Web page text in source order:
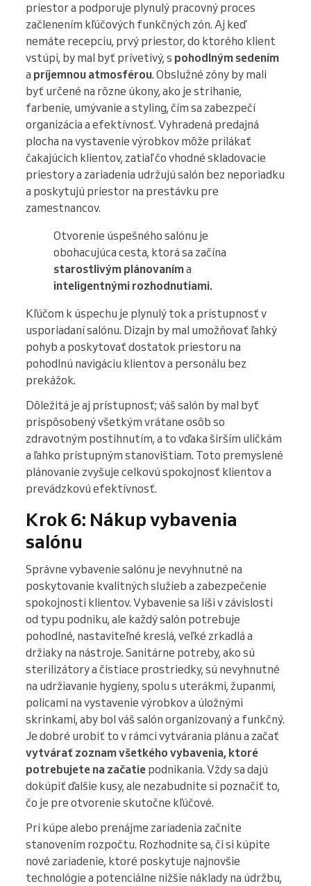
priestor a podporuje plynulý pracovný proces
začlenením kľúčových funkčných zón. Aj keď
nemáte recepciu, prvý priestor, do ktorého klient
vstúpi, by mal byť prívetivý, s pohodlným sedením
a príjemnou atmosférou. Obslužné zóny by mali
byť určené na rôzne úkony, ako je strihanie,
farbenie, umývanie a styling, čím sa zabezpečí
organizácia a efektívnosť. Vyhradená predajná
plocha na vystavenie výrobkov môže prilákať
čakajúcich klientov, zatiaľ čo vhodné skladovacie
priestory a zariadenia udržujú salón bez neporiadku
a poskytujú priestor na prestávku pre
zamestnancov.
Otvorenie úspešného salónu je
obohacujúca cesta, ktorá sa začína
starostlivým plánovaníma
inteligentnými rozhodnutiami.
Kľúčom k úspechu je plynulý tok a prístupnosť v
usporiadaní salónu. Dizajn by mal umožňovať ľahký
pohyb a poskytovať dostatok priestoru na
pohodlnú navigáciu klientov a personálu bez
prekážok.
Dôležitá je aj prístupnosť; váš salón by mal byť
prispôsobený všetkým vrátane osôb so
zdravotným postihnutím, a to vďaka širším uličkám
a ľahko prístupným stanovištiam. Toto premyslené
plánovanie zvyšuje celkovú spokojnosť klientov a
prevádzkovú efektívnosť.
Krok 6: Nákup vybavenia
salónu
Správne vybavenie salónu je nevyhnutné na
poskytovanie kvalitných služieb a zabezpečenie
spokojnosti klientov. Vybavenie sa líši v závislosti
od typu podniku, ale každý salón potrebuje
pohodlné, nastaviteľné kreslá, veľké zrkadlá a
držiaky na nástroje. Sanitárne potreby, ako sú
sterilizátory a čistiace prostriedky, sú nevyhnutné
na udržiavanie hygieny, spolu s uterákmi, županmi,
policami na vystavenie výrobkov a úložnými
skrinkami, aby bol váš salón organizovaný a funkčný.
Je dobré urobiť to v rámci vytvárania plánu a začať
vytvárať zoznam všetkého vybavenia, ktoré
potrebujete na začatie podnikania. Vždy sa dajú
dokúpiť ďalšie kusy, ale nezabudnite si poznačiť to,
čo je pre otvorenie skutočne kľúčové.
Pri kúpe alebo prenájme zariadenia začnite
stanovením rozpočtu. Rozhodnite sa, či si kúpite
nové zariadenie, ktoré poskytuje najnovšie
technológie a potenciálne nižšie náklady na údržbu,